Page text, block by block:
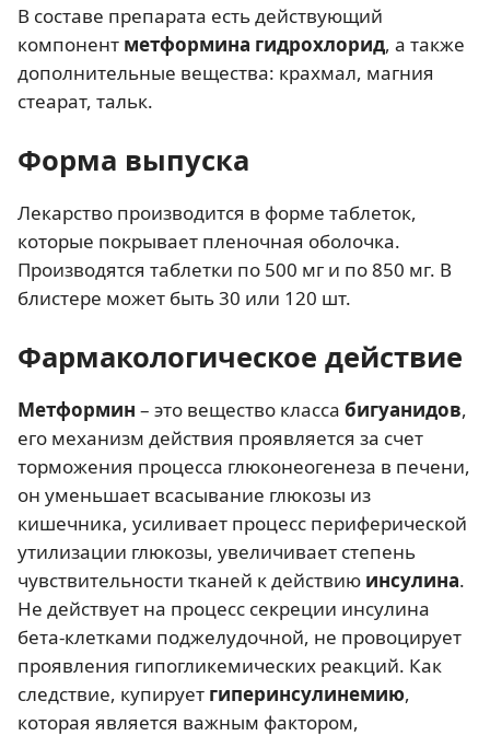
В составе препарата есть действующий
компонент метформина гидрохлорид, а также
дополнительные вещества: крахмал, магния
стеарат, тальк.
Форма выпуска
Лекарство производится в форме таблеток,
которые покрывает пленочная оболочка.
Производятся таблетки по 500 мг и по 850 мг. В
блистере может быть 30 или 120 шт.
Фармакологическое действие
Метформин – это вещество класса бигуанидов,
его механизм действия проявляется за счет
торможения процесса глюконеогенеза в печени,
он уменьшает всасывание глюкозы из
кишечника, усиливает процесс периферической
утилизации глюкозы, увеличивает степень
чувствительности тканей к действию инсулина.
Не действует на процесс секреции инсулина
бета-клетками поджелудочной, не провоцирует
проявления гипогликемических реакций. Как
следствие, купирует гиперинсулинемию,
которая является важным фактором,